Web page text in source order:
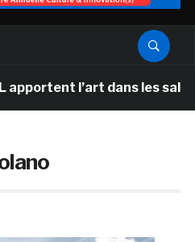
l’art dans les salles